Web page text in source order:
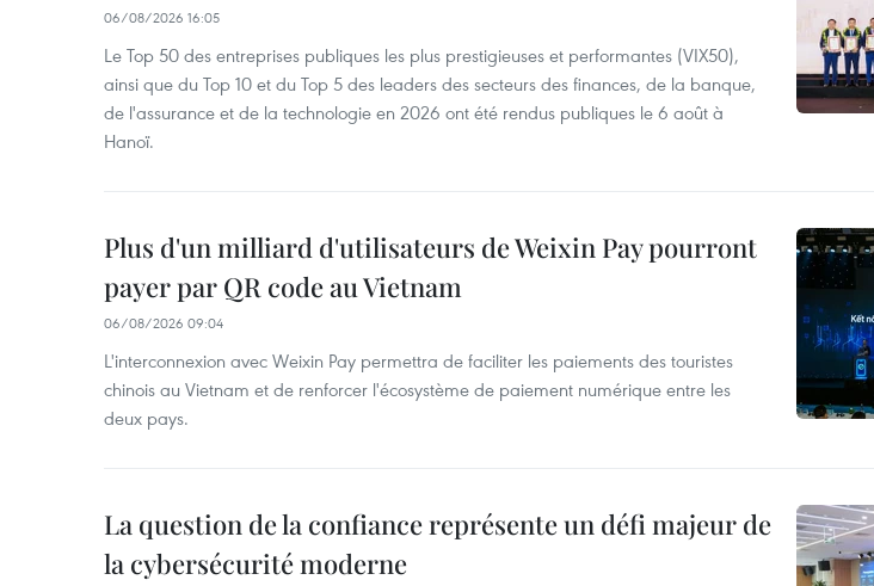
06/08/2026 16:05
Le Top 50 des entreprises publiques les plus prestigieuses et performantes (VIX50),
ainsi que du Top 10 et du Top 5 des leaders des secteurs des finances, de la banque,
de l'assurance et de la technologie en 2026 ont été rendus publiques le 6 août à
Hanoï.
Plus d'un milliard d'utilisateurs de Weixin Pay pourront
payer par QR code au Vietnam
06/08/2026 09:04
L'interconnexion avec Weixin Pay permettra de faciliter les paiements des touristes
chinois au Vietnam et de renforcer l'écosystème de paiement numérique entre les
deux pays.
La question de la confiance représente un défi majeur de
la cybersécurité moderne